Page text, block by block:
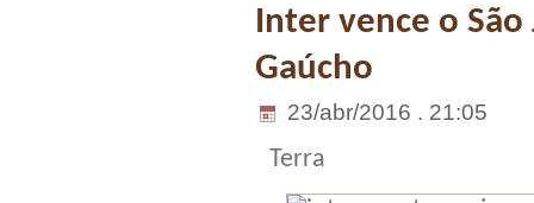
Inter vence o São
Gaúcho
23/abr/2016 . 21:05
Terra